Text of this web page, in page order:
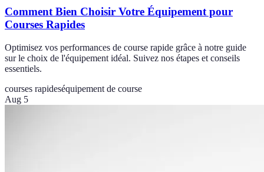
Comment Bien Choisir Votre Équipement pour
Courses Rapides
Optimisez vos performances de course rapide grâce à notre guide
sur le choix de l'équipement idéal. Suivez nos étapes et conseils
essentiels.
courses rapideséquipement de course
Aug 5